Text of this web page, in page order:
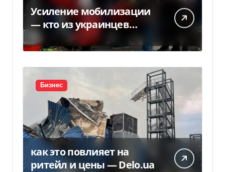
Усиление мобилизации
— кто из украинцев
потеряет право на
временную защиту в ЕС
Бизнес
как это повлияет на
ритейл и цены — Delo.ua